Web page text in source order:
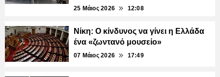
25 Μάιος 2026 12:08
Νίκη: Ο κίνδυνος να γίνει η Ελλάδα
ένα «ζωντανό μουσείο»
07 Μάιος 2026 17:49